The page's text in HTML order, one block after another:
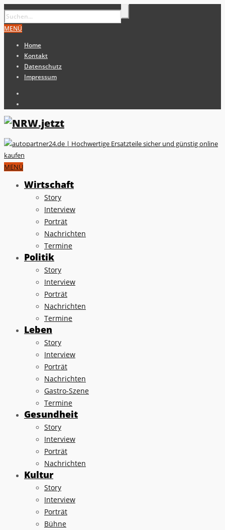
MENÜ
Home
Kontakt
Datenschutz
Impressum
MENÜ
Wirtschaft
Story
Interview
Porträt
Nachrichten
Termine
Politik
Story
Interview
Porträt
Nachrichten
Termine
Leben
Story
Interview
Porträt
Nachrichten
Gastro-Szene
Termine
Gesundheit
Story
Interview
Porträt
Nachrichten
Kultur
Story
Interview
Porträt
Bühne